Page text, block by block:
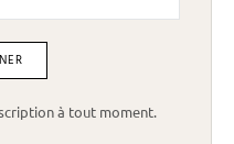
à tout moment.